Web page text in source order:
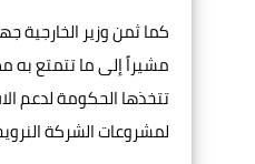
كما ثمن وزير
مشيراً إلى ما تتمتع
تتخذها الحكومة لدعم
لمشروعات الشركة